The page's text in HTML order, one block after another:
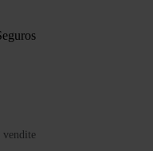
vendite